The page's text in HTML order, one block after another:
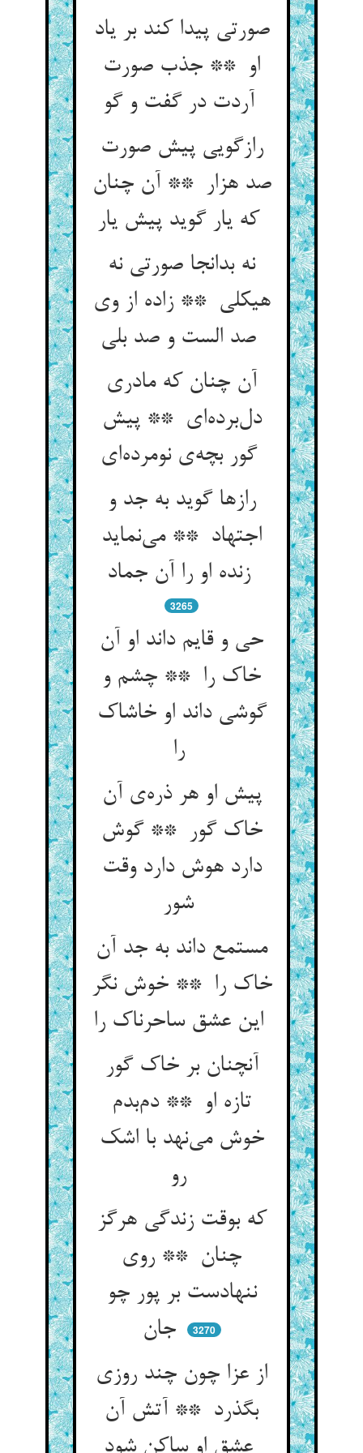
صورتی پیدا کند بر یاد
او ** جذب صورت
رازگویی پیش صورت
صد هزار ** آن چنان
نه بدانجا صورتی نه
هیکلی ** زاده از وی
آن چنان که مادری
دل‌برده‌ای ** پیش
گور بچه‌ی نومرده‌ای
رازها گوید به جد و
اجتهاد ** می‌نماید
زنده او را آن جماد
3265
حی و قایم داند او آن
خاک را ** چشم و
گوشی داند او خاشاک
را
پیش او هر ذره‌ی آن
خاک گور ** گوش
دارد هوش دارد وقت
شور
مستمع داند به جد آن
خاک را ** خوش نگر
آنچنان بر خاک گور
تازه او ** دم‌بدم
خوش می‌نهد با اشک
که بوقت زندگی هرگز
چنان ** روی
ننهادست بر پور چو
جان
3270
از عزا چون چند روزی
بگذرد ** آتش آن